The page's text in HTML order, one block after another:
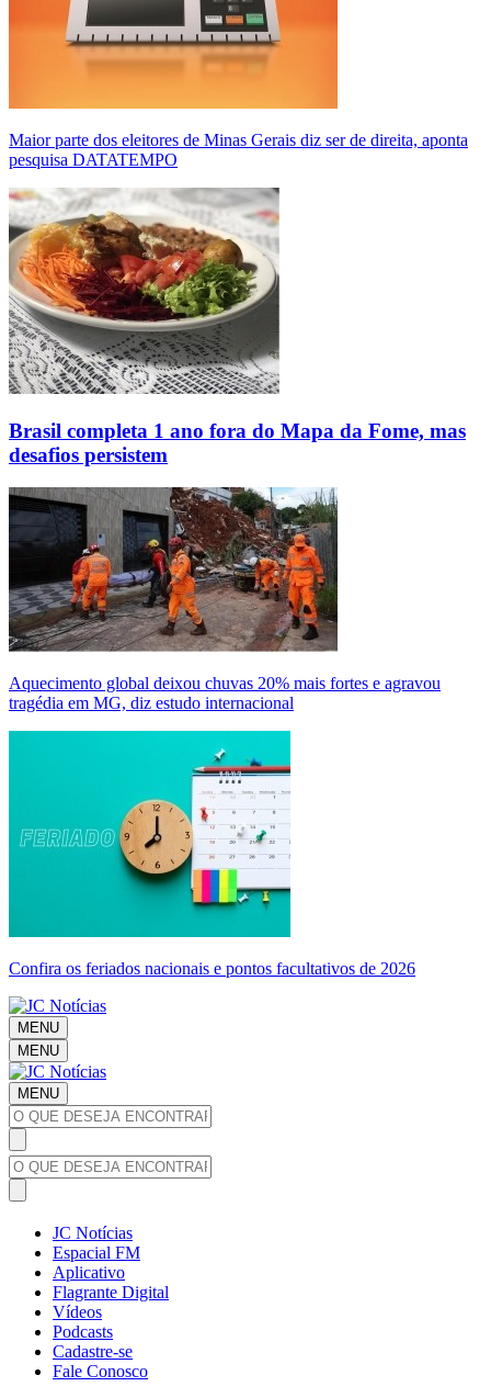
Maior parte dos eleitores de Minas Gerais diz ser de direita, aponta
pesquisa DATATEMPO
Brasil completa 1 ano fora do Mapa da Fome, mas
desafios persistem
Aquecimento global deixou chuvas 20% mais fortes e agravou
tragédia em MG, diz estudo internacional
Confira os feriados nacionais e pontos facultativos de 2026
MENU
MENU
MENU
JC Notícias
Espacial FM
Aplicativo
Flagrante Digital
Vídeos
Podcasts
Cadastre-se
Fale Conosco